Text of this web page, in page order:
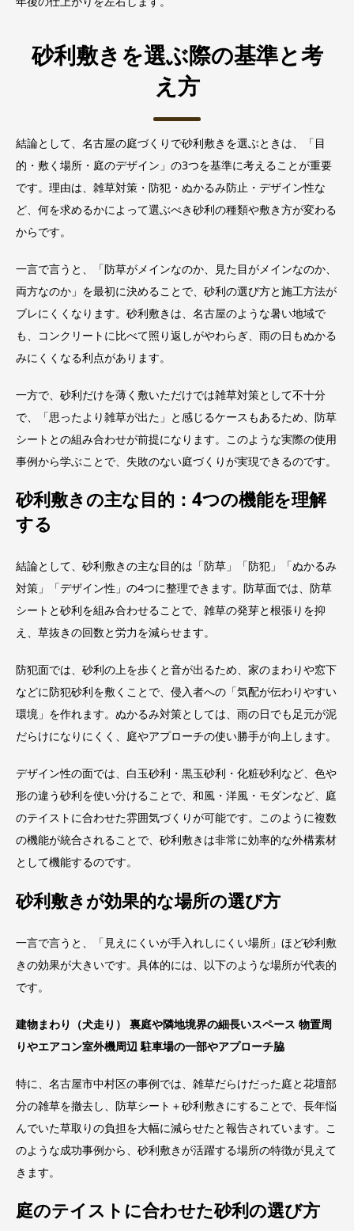
砂利敷きを選ぶ際の基準と考
え方
結論として、名古屋の庭づくりで砂利敷きを選ぶときは、「目
的・敷く場所・庭のデザイン」の3つを基準に考えることが重要
です。理由は、雑草対策・防犯・ぬかるみ防止・デザイン性な
ど、何を求めるかによって選ぶべき砂利の種類や敷き方が変わる
からです。
一言で言うと、「防草がメインなのか、見た目がメインなのか、
両方なのか」を最初に決めることで、砂利の選び方と施工方法が
ブレにくくなります。砂利敷きは、名古屋のような暑い地域で
も、コンクリートに比べて照り返しがやわらぎ、雨の日もぬかる
みにくくなる利点があります。
一方で、砂利だけを薄く敷いただけでは雑草対策として不十分
で、「思ったより雑草が出た」と感じるケースもあるため、防草
シートとの組み合わせが前提になります。このような実際の使用
事例から学ぶことで、失敗のない庭づくりが実現できるのです。
砂利敷きの主な目的：4つの機能を理解
する
結論として、砂利敷きの主な目的は「防草」「防犯」「ぬかるみ
対策」「デザイン性」の4つに整理できます。防草面では、防草
シートと砂利を組み合わせることで、雑草の発芽と根張りを抑
え、草抜きの回数と労力を減らせます。
防犯面では、砂利の上を歩くと音が出るため、家のまわりや窓下
などに防犯砂利を敷くことで、侵入者への「気配が伝わりやすい
環境」を作れます。ぬかるみ対策としては、雨の日でも足元が泥
だらけになりにくく、庭やアプローチの使い勝手が向上します。
デザイン性の面では、白玉砂利・黒玉砂利・化粧砂利など、色や
形の違う砂利を使い分けることで、和風・洋風・モダンなど、庭
のテイストに合わせた雰囲気づくりが可能です。このように複数
の機能が統合されることで、砂利敷きは非常に効率的な外構素材
として機能するのです。
砂利敷きが効果的な場所の選び方
一言で言うと、「見えにくいが手入れしにくい場所」ほど砂利敷
きの効果が大きいです。具体的には、以下のような場所が代表的
です。
建物まわり（犬走り） 裏庭や隣地境界の細長いスペース 物置周
りやエアコン室外機周辺 駐車場の一部やアプローチ脇
特に、名古屋市中村区の事例では、雑草だらけだった庭と花壇部
分の雑草を撤去し、防草シート＋砂利敷きにすることで、長年悩
んでいた草取りの負担を大幅に減らせたと報告されています。こ
のような成功事例から、砂利敷きが活躍する場所の特徴が見えて
きます。
庭のテイストに合わせた砂利の選び方